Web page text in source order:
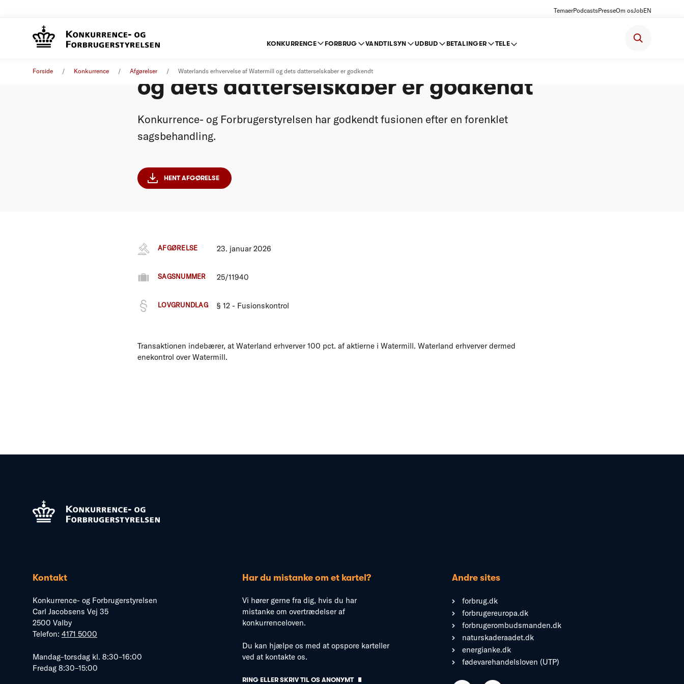
TemaerPodcastsPresseOm osJobEN
KONKURRENCE FORBRUG VANDTILSYN UDBUD BETALINGER TELE
Forside Konkurrence Afgørelser Waterlands erhvervelse af Watermill og dets datterselskaber er godkendt
og dets datterselskaber er godkendt
Konkurrence- og Forbrugerstyrelsen har godkendt fusionen efter en forenklet
sagsbehandling.
HENT AFGØRELSE
AFGØRELSE 23. januar 2026
SAGSNUMMER 25/11940
LOVGRUNDLAG § 12 - Fusionskontrol
Transaktionen indebærer, at Waterland erhverver 100 pct. af aktierne i Watermill. Waterland erhverver dermed
enekontrol over Watermill.
Kontakt
Konkurrence- og Forbrugerstyrelsen
Carl Jacobsens Vej 35
2500 Valby
Telefon: 4171 5000
Mandag–torsdag kl. 8:30–16:00
Fredag 8:30–15:00
Har du mistanke om et kartel?
Vi hører gerne fra dig, hvis du har
mistanke om overtrædelser af
konkurrenceloven.
Du kan hjælpe os med at opspore karteller
ved at kontakte os.
RING ELLER SKRIV TIL OS ANONYMT
Andre sites
forbrug.dk
forbrugereuropa.dk
forbrugerombudsmanden.dk
naturskaderaadet.dk
energianke.dk
fødevarehandelsloven (UTP)